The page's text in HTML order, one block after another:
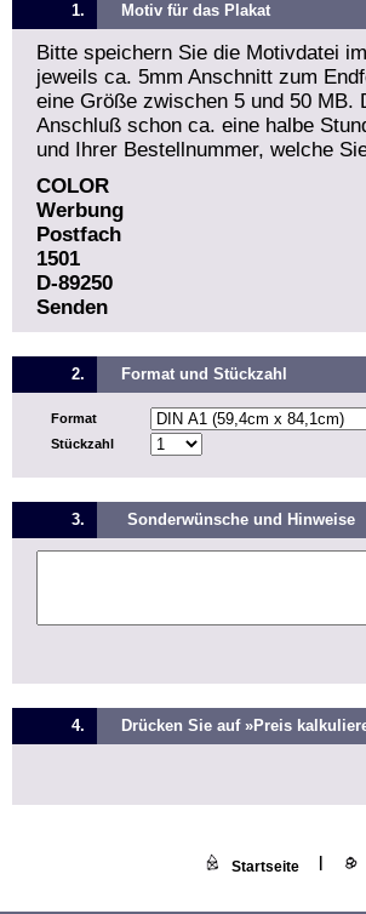
1. Motiv für das Plakat
Bitte speichern Sie die Motivdatei
jeweils ca. 5mm Anschnitt zum
eine Größe zwischen 5 und 50 MB.
Anschluß schon ca. eine halbe
und Ihrer Bestellnummer, welche
COLOR
Werbung
Postfach
1501
D-89250
Senden
2. Format und Stückzahl
Format
Stückzahl
3. Sonderwünsche und Hinweise
4. Drücken Sie auf »Preis
Startseite